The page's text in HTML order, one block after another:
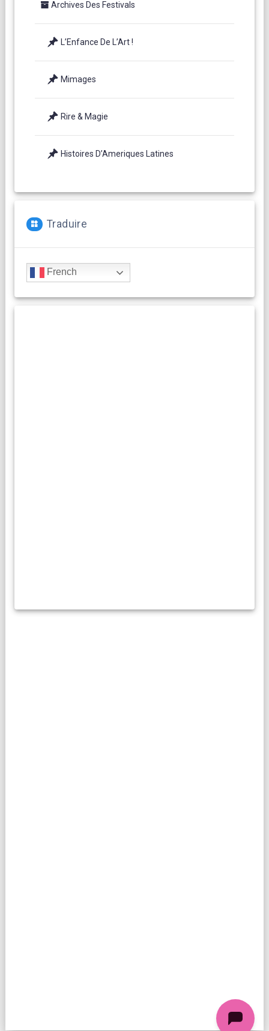
Archives Des Festivals
L’Enfance De L’Art !
Mimages
Rire & Magie
Histoires D’Ameriques Latines
Traduire
French